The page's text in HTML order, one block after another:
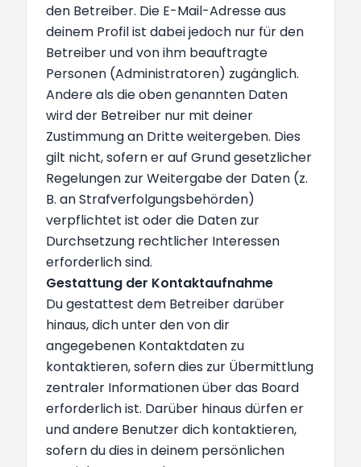
den Betreiber. Die E-Mail-Adresse aus
deinem Profil ist dabei jedoch nur für den
Betreiber und von ihm beauftragte
Personen (Administratoren) zugänglich.
Andere als die oben genannten Daten
wird der Betreiber nur mit deiner
Zustimmung an Dritte weitergeben. Dies
gilt nicht, sofern er auf Grund gesetzlicher
Regelungen zur Weitergabe der Daten (z.
B. an Strafverfolgungsbehörden)
verpflichtet ist oder die Daten zur
Durchsetzung rechtlicher Interessen
erforderlich sind.
Gestattung der Kontaktaufnahme
Du gestattest dem Betreiber darüber
hinaus, dich unter den von dir
angegebenen Kontaktdaten zu
kontaktieren, sofern dies zur Übermittlung
zentraler Informationen über das Board
erforderlich ist. Darüber hinaus dürfen er
und andere Benutzer dich kontaktieren,
sofern du dies in deinem persönlichen